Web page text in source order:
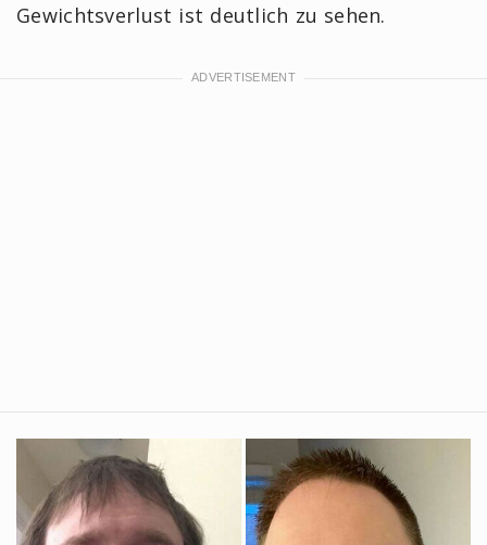
Gewichtsverlust ist deutlich zu sehen.